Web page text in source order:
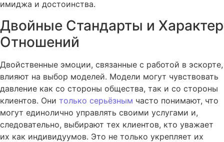
имиджа и достоинства.
Двойные Стандарты и Характер
Отношений
Двойственные эмоции, связанные с работой в эскорте,
влияют на выбор моделей. Модели могут чувствовать
давление как со стороны общества, так и со стороны
клиентов. Они только серьёзным часто понимают, что
могут единолично управлять своими услугами и,
следовательно, выбирают тех клиентов, кто уважает
их как индивидуумов. Это не только укрепляет их